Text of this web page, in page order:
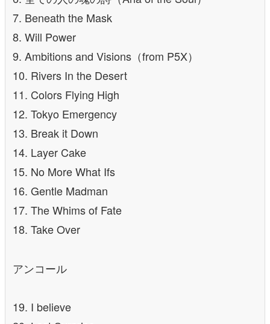
7. Beneath the Mask
8. Will Power
9. Ambitions and Visions（from P5X）
10. Rivers In the Desert
11. Colors Flying High
12. Tokyo Emergency
13. Break it Down
14. Layer Cake
15. No More What Ifs
16. Gentle Madman
17. The Whims of Fate
18. Take Over
アンコール
19. I believe